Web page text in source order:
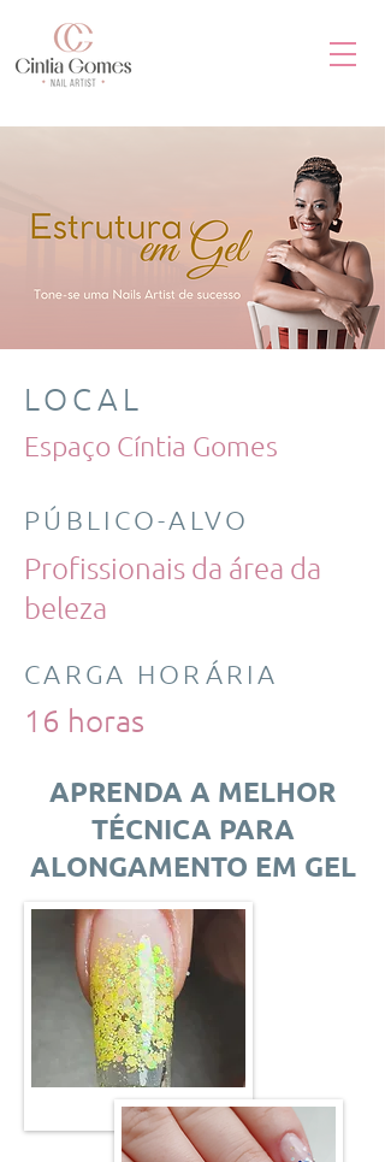
LOCAL
Espaço Cíntia Gomes
PÚBLICO-ALVO
Profissionais da área da
beleza
CARGA HORÁRIA
16 horas
APRENDA A MELHOR
TÉCNICA PARA
ALONGAMENTO EM GEL